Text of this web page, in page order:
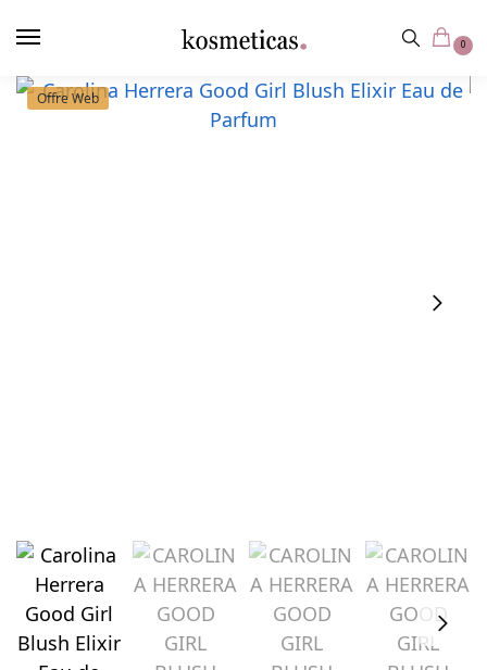
principal
0
Offre Web